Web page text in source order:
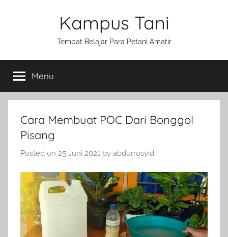
Kampus Tani
Tempat Belajar Para Petani Amatir
Menu
Cara Membuat POC Dari Bonggol
Pisang
Posted on 25 Juni 2021 by abdurrosyid